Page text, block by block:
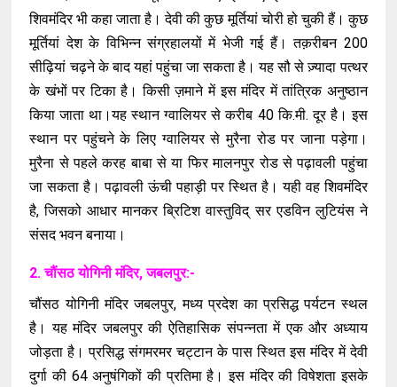
शिवमंदिर भी कहा जाता है। देवी की कुछ मूर्तियां चोरी हो चुकी हैं। कुछ
मूर्तियां देश के विभिन्न संग्रहालयों में भेजी गई हैं। तक़रीबन 200
सीढ़ियां चढ़ने के बाद यहां पहुंचा जा सकता है। यह सौ से ज़्यादा पत्थर
के खंभों पर टिका है। किसी ज़माने में इस मंदिर में तांत्रिक अनुष्ठान
किया जाता था।यह स्थान ग्वालियर से करीब 40 कि.मी. दूर है। इस
स्थान पर पहुंचने के लिए ग्वालियर से मुरैना रोड पर जाना पड़ेगा।
मुरैना से पहले करह बाबा से या फिर मालनपुर रोड से पढ़ावली पहुंचा
जा सकता है। पढ़ावली ऊंची पहाड़ी पर स्थित है। यही वह शिवमंदिर
है, जिसको आधार मानकर ब्रिटिश वास्तुविद् सर एडविन लुटियंस ने
संसद भवन बनाया।
2. चौंसठ योगिनी मंदिर, जबलपुर:-
चौंसठ योगिनी मंदिर जबलपुर, मध्य प्रदेश का प्रसिद्ध पर्यटन स्थल
है। यह मंदिर जबलपुर की ऐतिहासिक संपन्नता में एक और अध्याय
जोड़ता है। प्रसिद्ध संगमरमर चट्टान के पास स्थित इस मंदिर में देवी
दुर्गा की 64 अनुषंगिकों की प्रतिमा है। इस मंदिर की विषेशता इसके